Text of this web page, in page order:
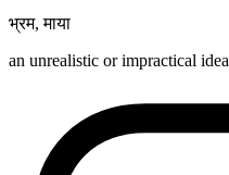
भ्रम,माया
an unrealistic or impractical idea